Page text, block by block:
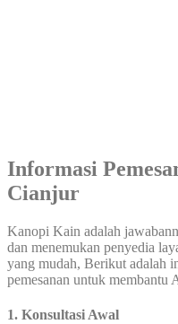
Informasi
Cianjur
Kanopi Kain adalah
dan menemukan penyedia
yang mudah, Berikut adalah
pemesanan untuk membantu
1. Konsultasi Awal